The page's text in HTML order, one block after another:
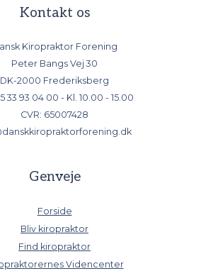
Kontakt os
Kiropraktor Forening
Peter Bangs Vej 30
DK-2000 Frederiksberg
33 93 04 00 - Kl. 10.00 - 15.00
CVR: 65007428
Genveje
Forside
Bliv kiropraktor
Find kiropraktor
Videncenter